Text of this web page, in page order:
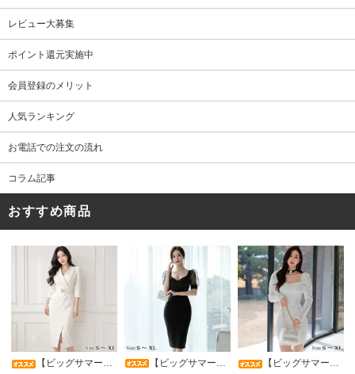
レビュー大募集
ポイント還元実施中
会員登録のメリット
人気ランキング
お電話での注文の流れ
コラム記事
おすすめ商品
【ビッグサマーセール対象品】アシメカシュクール7分袖ワンピース(キャバドレス・CABARETDRESS)
【ビッグサマーセール対象品】光沢シアースリーブが軽やかなカシュクールVネックドレープミディドレス(キャバドレス・CABARETDRESS)
【ビッグサマーセール対象品】ラグジュアリーオーナメントレースパフスリーブワンピース(キャバドレス・CABARETDRESS)